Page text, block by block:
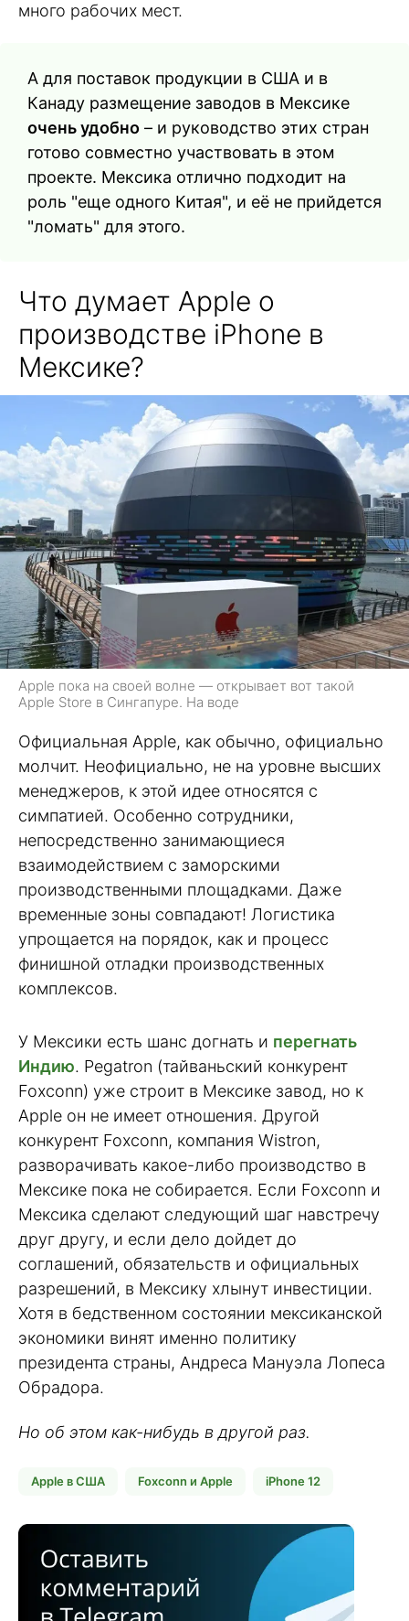
много рабочих мест.
А для поставок продукции в США и в
Канаду размещение заводов в Мексике
очень удобно – и руководство этих стран
готово совместно участвовать в этом
проекте. Мексика отлично подходит на
роль "еще одного Китая", и её не прийдется
"ломать" для этого.
Что думает Apple о
производстве iPhone в
Мексике?
Apple пока на своей волне — открывает вот такой
Apple Store в Сингапуре. На воде
Официальная Apple, как обычно, официально
молчит. Неофициально, не на уровне высших
менеджеров, к этой идее относятся с
симпатией. Особенно сотрудники,
непосредственно занимающиеся
взаимодействием с заморскими
производственными площадками. Даже
временные зоны совпадают! Логистика
упрощается на порядок, как и процесс
финишной отладки производственных
комплексов.
У Мексики есть шанс догнать и перегнать
Индию. Pegatron (тайваньский конкурент
Foxconn) уже строит в Мексике завод, но к
Apple он не имеет отношения. Другой
конкурент Foxconn, компания Wistron,
разворачивать какое-либо производство в
Мексике пока не собирается. Если Foxconn и
Мексика сделают следующий шаг навстречу
друг другу, и если дело дойдет до
соглашений, обязательств и официальных
разрешений, в Мексику хлынут инвестиции.
Хотя в бедственном состоянии мексиканской
экономики винят именно политику
президента страны, Андреса Мануэла Лопеса
Обрадора.
Но об этом как-нибудь в другой раз.
Apple в США Foxconn и Apple iPhone 12